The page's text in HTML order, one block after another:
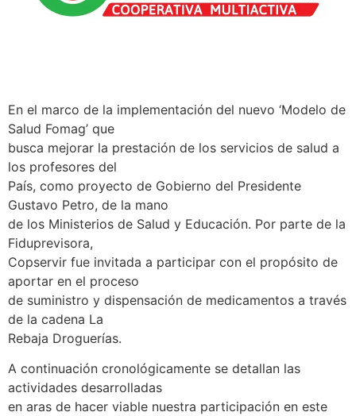
En el marco de la implementación del nuevo ‘Modelo de
Salud Fomag’ que
busca mejorar la prestación de los servicios de salud a
los profesores del
País, como proyecto de Gobierno del Presidente
Gustavo Petro, de la mano
de los Ministerios de Salud y Educación. Por parte de la
Fiduprevisora,
Copservir fue invitada a participar con el propósito de
aportar en el proceso
de suministro y dispensación de medicamentos a través
de la cadena La
Rebaja Droguerías.
A continuación cronológicamente se detallan las
actividades desarrolladas
en aras de hacer viable nuestra participación en este